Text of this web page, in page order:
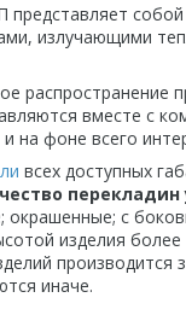
излучающими
распространение
вместе с
на фоне всего
всех доступных
перекладин
окрашенные; с
изделия
иначе.